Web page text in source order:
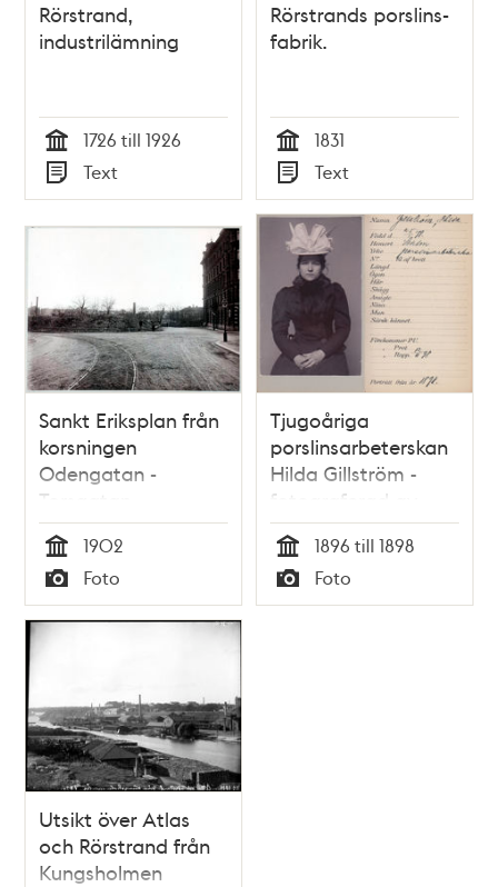
Rörstrand,
industrilämning
Tid
1726 till 1926
Typ
Text
Rörstrands porslins-
fabrik.
Tid
1831
Typ
Text
Sankt Eriksplan från
korsningen
Odengatan -
Torsgatan,
Rörstrands
porslinsfabrik i
bakgrunden. T. h.
syns fastigheten
"Brända Stickan",
talet.
Tid
1902
Typ
Foto
Tjugoåriga
porslinsarbeterskan
Hilda Gillström -
fotograferad av
polisen 1898
Tid
1896 till 1898
Typ
Foto
Utsikt över Atlas
och Rörstrand från
Kungsholmen